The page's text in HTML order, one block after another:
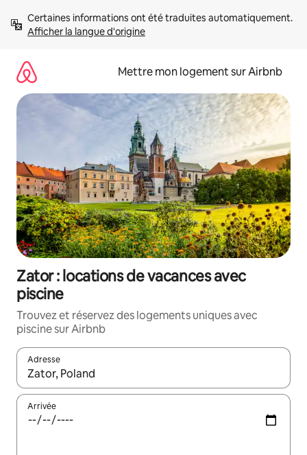
directement
Afficher la langue d'origine
Mettre mon logement sur Airbnb
Zator : locations de vacances avec
piscine
Trouvez et réservez des logements uniques avec
piscine sur Airbnb
Adresse
Lorsque les résultats s'affichent, utilisez les flèches vers le
Arrivée